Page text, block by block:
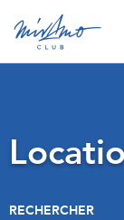
RECHERCHER